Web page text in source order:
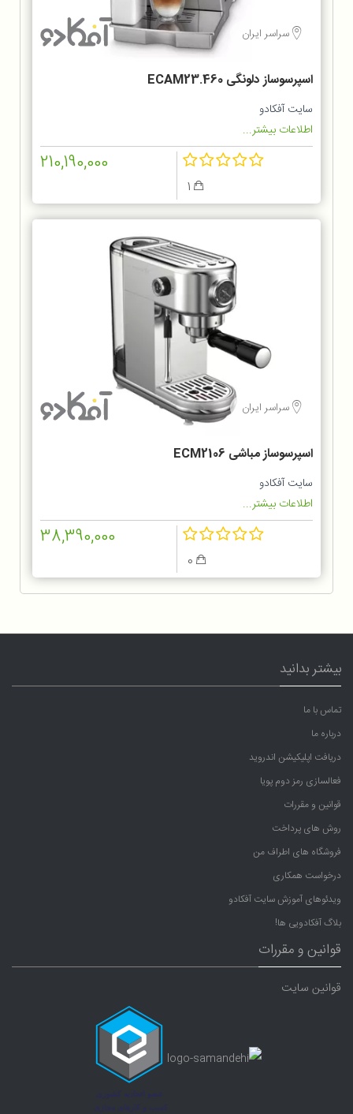
سراسر ایران
اسپرسوساز دلونگی ECAM23.460
سایت آفکادو
اطلاعات بیشتر...
210,190,000
سراسر ایران
اسپرسوساز مباشی ECM2106
سایت آفکادو
اطلاعات بیشتر...
38,390,000
بیشتر بدانید
تماس با ما
درباره ما
دریافت اپلیکیشن اندروید
فعالسازی رمز دوم پویا
قوانین و مقررات
روش های پرداخت
فروشگاه های اطراف من
درخواست همکاری
ویدئوهای آموزش سایت آفکادو
بلاگ آفکادویی ها!
قوانین و مقررات
قوانین سایت